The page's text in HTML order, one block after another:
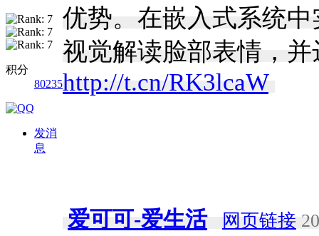
积分
80235
发消
息
优势。在嵌入式系统
视觉解读脸部表情，
http://t.cn/RK3lcaW​
爱可可-爱生活 网页链接